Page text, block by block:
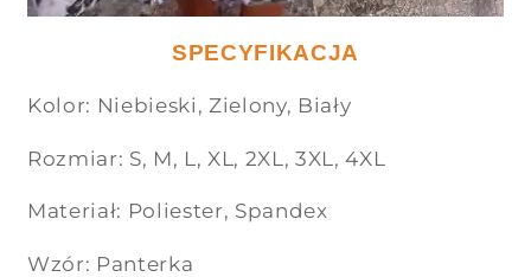
SPECYFIKACJA
Kolor: Niebieski, Zielony, Biały
Rozmiar: S, M, L, XL, 2XL, 3XL, 4XL
Materiał: Poliester, Spandex
Wzór: Panterka